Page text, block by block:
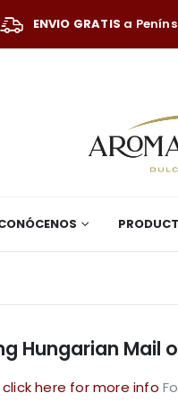
ENVIO GRATIS a
Hungarian Mail
here for more info